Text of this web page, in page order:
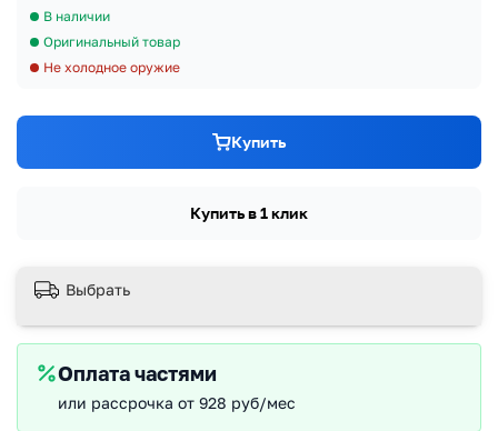
В наличии
Оригинальный товар
Не холодное оружие
Купить
Купить в 1 клик
Выбрать
Оплата частями
или рассрочка от 928 руб/мес